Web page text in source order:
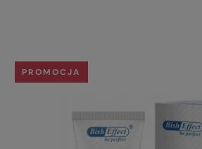
PROMOCJA